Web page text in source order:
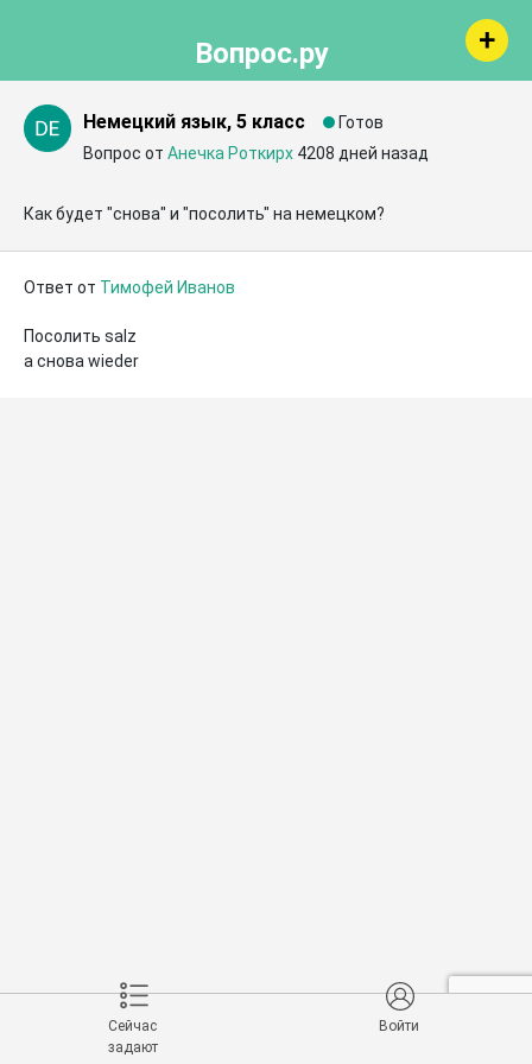
Вопрос.ру
Немецкий язык, 5 класс
Готов
Вопрос от Анечка Роткирх 4208 дней назад
Как будет "снова" и "посолить" на немецком?
Ответ от Тимофей Иванов
Посолить salz
а снова wieder
Сейчас
задают
Войти